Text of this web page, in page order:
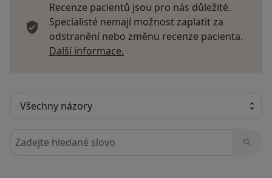
Recenze pacientů jsou pro nás důležité.
Specialisté nemají možnost zaplatit za
odstranění nebo změnu recenze pacienta.
Další informace.
Hledejte v názorech